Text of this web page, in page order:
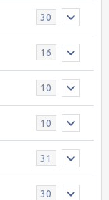
30
16
10
10
31
30